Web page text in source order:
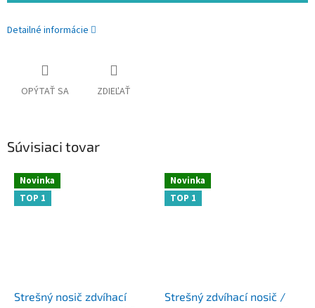
Detailné informácie
OPÝTAŤ SA ZDIEĽAŤ
Súvisiaci tovar
Novinka
TOP 1
Strešný nosič zdvíhací
Novinka
TOP 1
Strešný zdvíhací nosič /